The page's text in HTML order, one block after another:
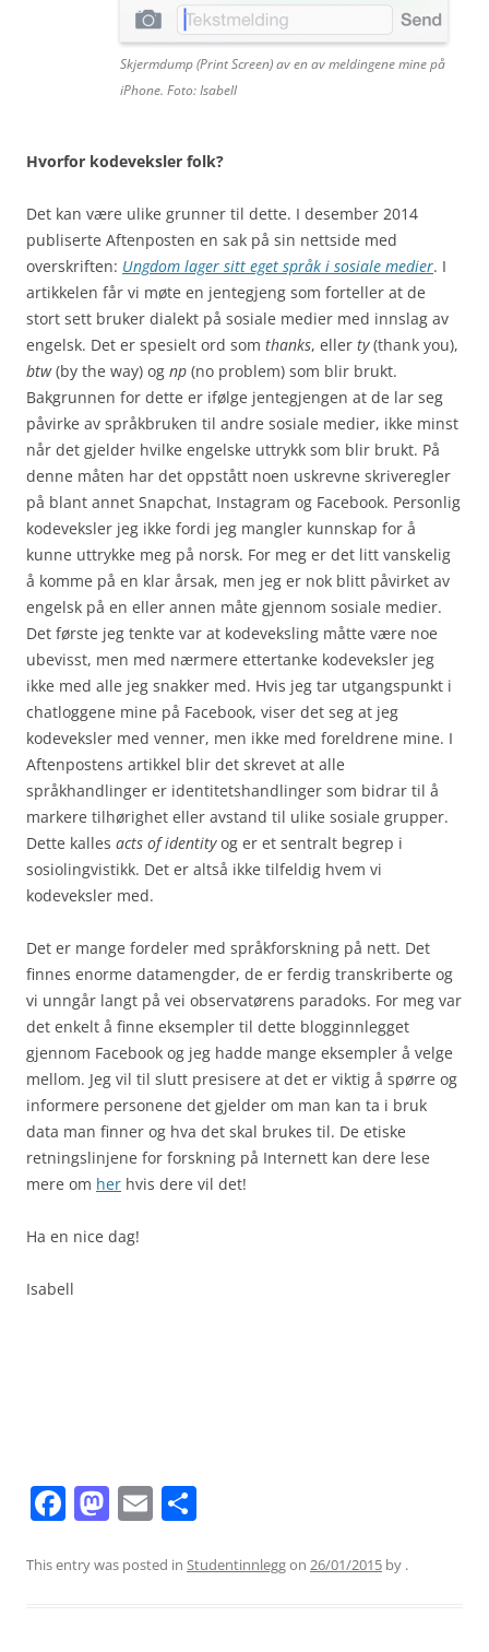
Skjermdump (Print Screen) av en av meldingene mine på
iPhone. Foto: Isabell
Hvorfor kodeveksler folk?
Det kan være ulike grunner til dette. I desember 2014
publiserte Aftenposten en sak på sin nettside med
overskriften: Ungdom lager sitt eget språk i sosiale medier. I
artikkelen får vi møte en jentegjeng som forteller at de
stort sett bruker dialekt på sosiale medier med innslag av
engelsk. Det er spesielt ord som thanks, eller ty(thank you),
btw(by the way) og np (no problem) som blir brukt.
Bakgrunnen for dette er ifølge jentegjengen at de lar seg
påvirke av språkbruken til andre sosiale medier, ikke minst
når det gjelder hvilke engelske uttrykk som blir brukt. På
denne måten har det oppstått noen uskrevne skriveregler
på blant annet Snapchat, Instagram og Facebook. Personlig
kodeveksler jeg ikke fordi jeg mangler kunnskap for å
kunne uttrykke meg på norsk. For meg er det litt vanskelig
å komme på en klar årsak, men jeg er nok blitt påvirket av
engelsk på en eller annen måte gjennom sosiale medier.
Det første jeg tenkte var at kodeveksling måtte være noe
ubevisst, men med nærmere ettertanke kodeveksler jeg
ikke med alle jeg snakker med. Hvis jeg tar utgangspunkt i
chatloggene mine på Facebook, viser det seg at jeg
kodeveksler med venner, men ikke med foreldrene mine. I
Aftenpostens artikkel blir det skrevet at alle
språkhandlinger er identitetshandlinger som bidrar til å
markere tilhørighet eller avstand til ulike sosiale grupper.
Dette kalles acts of identityog er et sentralt begrep i
sosiolingvistikk. Det er altså ikke tilfeldig hvem vi
kodeveksler med.
Det er mange fordeler med språkforskning på nett. Det
finnes enorme datamengder, de er ferdig transkriberte og
vi unngår langt på vei observatørens paradoks. For meg var
det enkelt å finne eksempler til dette blogginnlegget
gjennom Facebook og jeg hadde mange eksempler å velge
mellom. Jeg vil til slutt presisere at det er viktig å spørre og
informere personene det gjelder om man kan ta i bruk
data man finner og hva det skal brukes til. De etiske
retningslinjene for forskning på Internett kan dere lese
mere om her hvis dere vil det!
Ha en nice dag!
Isabell
F
a
c
M
a
st
E
m
ai ar
This entry was posted in Studentinnleggon 26/01/2015 by .